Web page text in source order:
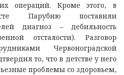
операций. Кроме этого, в
Парубию поставили
диагноз – дебильность
отсталости). Разговор
Червоноградской
то, что в детстве у него
проблемы со здоровьем,